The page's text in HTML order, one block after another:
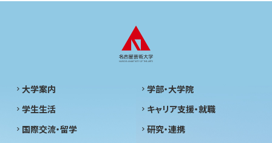
大学案内
学部・大学院
学生生活
キャリア支援・就職
国際交流・留学
研究・連携